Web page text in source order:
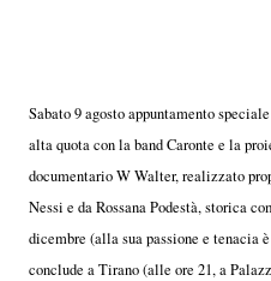
Sabato 9 agosto appuntamento
alta quota con la band Caronte e la
documentario W Walter, realizzato
Nessi e da Rossana Podestà, storica
dicembre (alla sua passione e tenacia
conclude a Tirano (alle ore 21, a